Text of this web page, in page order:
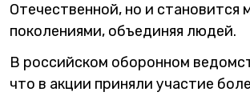
Отечественной, но и
поколениями, объединяя людей.
В российском оборонном
что в акции приняли участие